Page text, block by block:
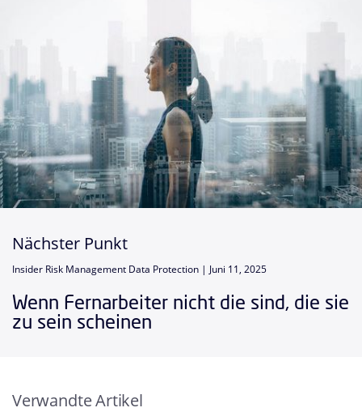
Nächster Punkt
Insider Risk Management Data Protection | Juni 11, 2025
Wenn Fernarbeiter nicht die sind, die sie
zu sein scheinen
Verwandte Artikel